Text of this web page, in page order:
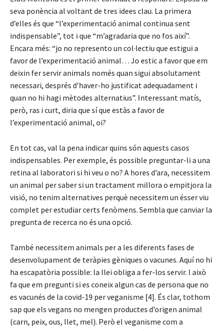
seva ponència al voltant de tres idees clau. La primera
d’elles és que “l’experimentació animal continua sent
indispensable”, tot i que “m’agradaria que no fos així”.
Encara més: “jo no represento un col·lectiu que estigui a
favor de l’experimentació animal… Jo estic a favor que em
deixin fer servir animals només quan sigui absolutament
necessari, després d’haver-ho justificat adequadament i
quan no hi hagi mètodes alternatius”. Interessant matís,
però, ras i curt, diria que sí que estàs a favor de
l’experimentació animal, oi?
En tot cas, val la pena indicar quins són aquests casos
indispensables. Per exemple, és possible preguntar-li a una
retina al laboratori si hi veu o no? A hores d’ara, necessitem
un animal per saber si un tractament millora o empitjora la
visió, no tenim alternatives perquè necessitem un ésser viu
complet per estudiar certs fenòmens. Sembla que canviar la
pregunta de recerca no és una opció.
També necessitem animals per a les diferents fases de
desenvolupament de teràpies gèniques o vacunes. Aquí no hi
ha escapatòria possible: la llei obliga a fer-los servir. I això
fa que em pregunti si es coneix algun cas de persona que no
es vacunés de la covid-19 per veganisme [4]. És clar, tothom
sap que els vegans no mengen productes d’origen animal
(carn, peix, ous, llet, mel). Però el veganisme com a